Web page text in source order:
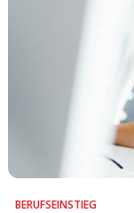
BERUFSEINSTIEG